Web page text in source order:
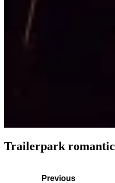
Trailerpark romantic
Previous